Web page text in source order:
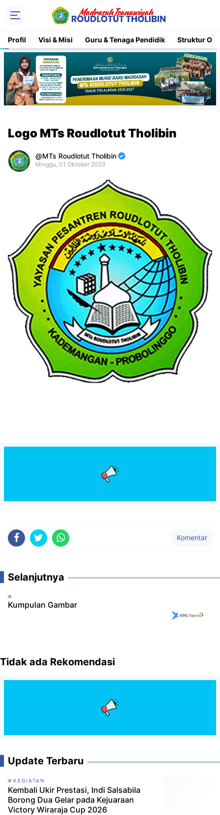
Profil Visi & Misi Guru & Tenaga Pendidik Struktur
Logo MTs Roudlotut Tholibin
MTs Roudlotut Tholibin
Minggu, 01 Oktober 2023
Shroff
Templates
Komentar
Selanjutnya
Kumpulan Gambar
Tidak ada Rekomendasi
Update Terbaru
KEGIATAN
Kembali Ukir Prestasi, Indi Salsabila
Borong Dua Gelar pada Kejuaraan
Victory Wiraraja Cup 2026